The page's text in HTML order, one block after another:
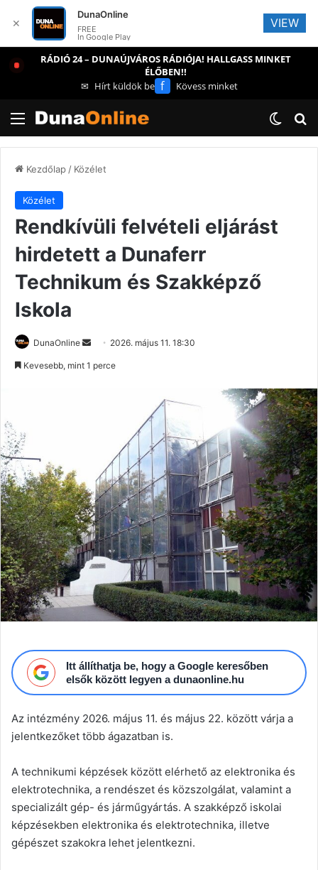
RÁDIÓ 24 – DUNAÚJVÁROS RÁDIÓJA! HALLGASS MINKET
ÉLŐBEN!!
✉ Hírt küldök be f Kövess minket
Menü
Kezdőlap/ Közélet
Közélet
Rendkívüli felvételi eljárást
hirdetett a Dunaferr
Technikum és Szakképző
Iskola
DunaOnline
Send 2026. május 11. 18:30
Kevesebb, mint 1 perce
Itt állíthatja be, hogy a Google keresőben
elsők között legyen a dunaonline.hu
Az intézmény 2026. május 11. és május 22. között várja a
jelentkezőket több ágazatban is.
A technikumi képzések között elérhető az elektronika és
elektrotechnika, a rendészet és közszolgálat, valamint a
specializált gép- és járműgyártás. A szakképző iskolai
képzésekben elektronika és elektrotechnika, illetve
gépészet szakokra lehet jelentkezni.
✕
DunaOnline
FREE
In Google Play
VIEW